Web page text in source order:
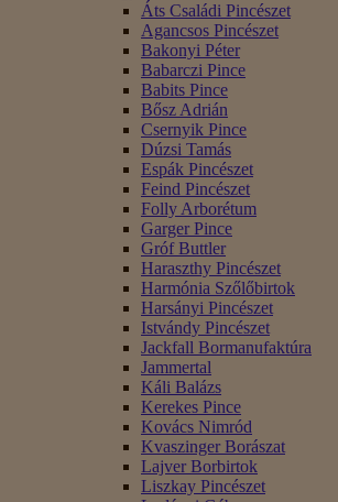
Áts Családi Pincészet
Agancsos Pincészet
Bakonyi Péter
Babarczi Pince
Babits Pince
Bősz Adrián
Csernyik Pince
Dúzsi Tamás
Espák Pincészet
Feind Pincészet
Folly Arborétum
Garger Pince
Gróf Buttler
Haraszthy Pincészet
Harmónia Szőlőbirtok
Harsányi Pincészet
Istvándy Pincészet
Jackfall Bormanufaktúra
Jammertal
Káli Balázs
Kerekes Pince
Kovács Nimród
Kvaszinger Borászat
Lajver Borbirtok
Liszkay Pincészet